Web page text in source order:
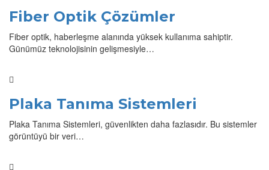
Fiber Optik Çözümler
Fiber optik, haberleşme alanında yüksek kullanıma sahiptir.
Günümüz teknolojisinin gelişmesiyle…
Plaka Tanıma Sistemleri
Plaka Tanıma Sistemleri, güvenlikten daha fazlasıdır. Bu sistemler
görüntüyü bir veri…